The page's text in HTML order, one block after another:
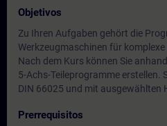
Objetivos
Zu Ihren Aufgaben gehört die
Werkzeugmaschinen für komplexe
Nach dem Kurs können Sie
5-Achs-Teileprogramme erstellen.
DIN 66025 und mit ausgewählten
Prerrequisitos